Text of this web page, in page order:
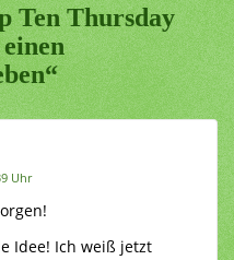
Ten Thursday
Uhr
Idee! Ich weiß jetzt